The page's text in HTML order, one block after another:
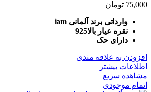
75,000 تومان
وارداتی برند آلمانی iam
نقره عیار بالا925
دارای حک
افزودن به علاقه مندی
اطلاعات بیشتر
مشاهده سریع
اتمام موجودی